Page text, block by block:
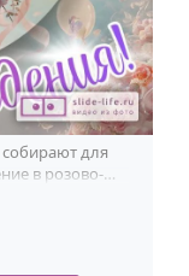
для
в розово-